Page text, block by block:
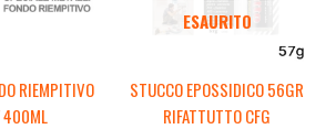
RIEMPITIVO
400ML
ESAURITO
STUCCO EPOSSIDICO 56GR
RIFATTUTTO CFG